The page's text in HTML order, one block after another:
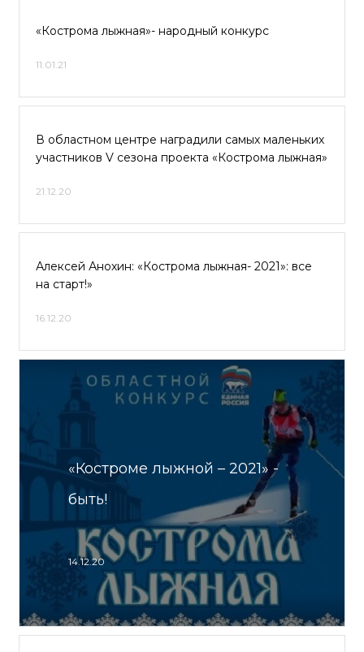
«Кострома лыжная»- народный конкурс
11.01.21
В областном центре наградили самых маленьких
участников V сезона проекта «Кострома лыжная»
21.12.20
Алексей Анохин: «Кострома лыжная- 2021»: все
на старт!»
16.12.20
«Костроме лыжной – 2021» -
быть!
14.12.20